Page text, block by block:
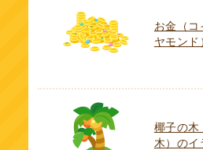
お金（コ
ヤモンド
椰子の木
木）のイ